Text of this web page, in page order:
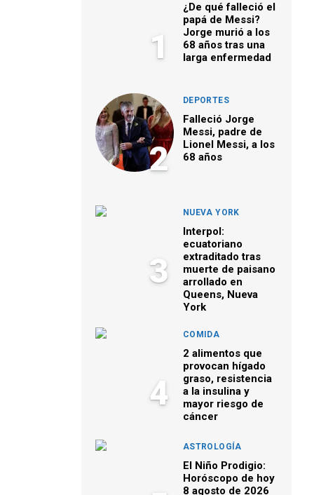
1
¿De qué falleció el
papá de Messi?
Jorge murió a los
68 años tras una
larga enfermedad
2
DEPORTES
Falleció Jorge
Messi, padre de
Lionel Messi, a los
68 años
3
NUEVA YORK
Interpol:
ecuatoriano
extraditado tras
muerte de paisano
arrollado en
Queens, Nueva
York
4
COMIDA
2 alimentos que
provocan hígado
graso, resistencia
a la insulina y
mayor riesgo de
cáncer
ASTROLOGÍA
El Niño Prodigio:
Horóscopo de hoy
8 agosto de 2026